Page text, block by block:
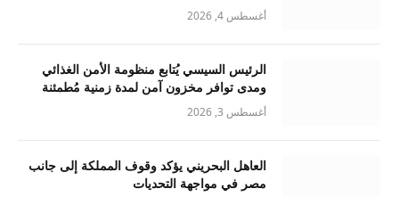
أغسطس 4, 2026
الرئيس السيسي يُتابع منظومة الأمن الغذائي
ومدى توافر مخزون آمن لمدة زمنية مُطمئنة
أغسطس 3, 2026
العاهل البحريني يؤكد وقوف المملكة إلى جانب
مصر في مواجهة التحديات